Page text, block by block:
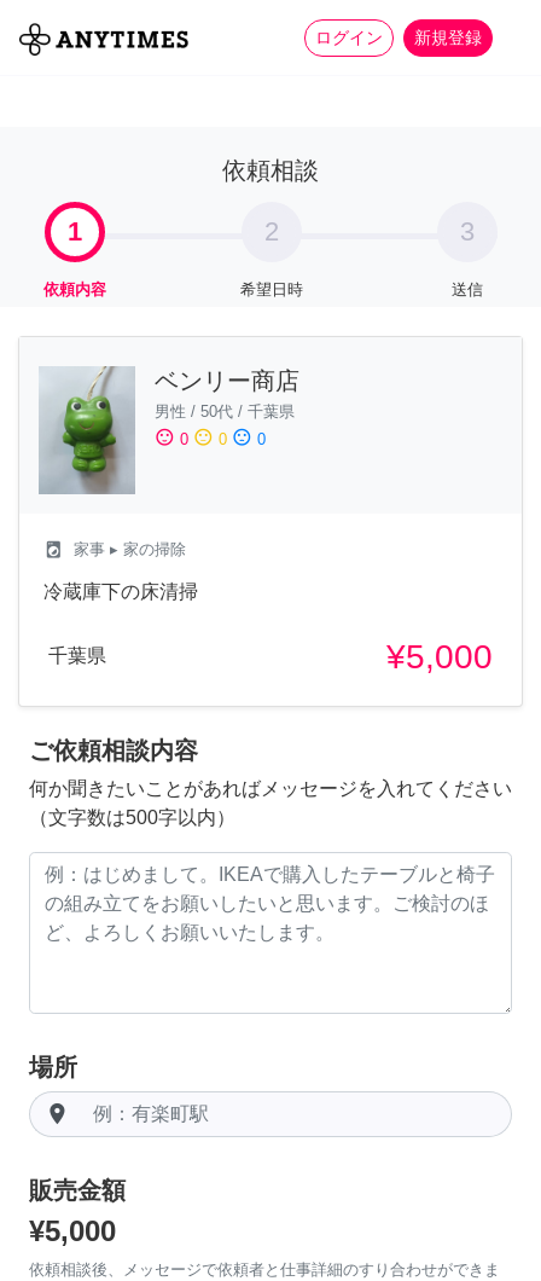
ログイン 新規登録
全て 家事 more_horiz
依頼相談
1
依頼内容
2
希望日時
3
送信
ベンリー商店
男性 / 50代 / 千葉県
sentiment_satisfied 0 sentiment_neutral 0 sentiment_dissatisfied 0
local_laundry_service 家事 ▸ 家の掃除
冷蔵庫下の床清掃
千葉県 ¥5,000
ご依頼相談内容
何か聞きたいことがあればメッセージを入れてください
（文字数は500字以内）
場所
room
販売金額
¥5,000
依頼相談後、メッセージで依頼者と仕事詳細のすり合わせができま